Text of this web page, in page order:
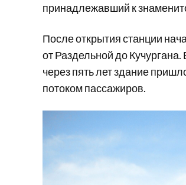
принадлежавший к
После открытия станции
от Раздельной до
через пять лет здание
потоком пассажиров.